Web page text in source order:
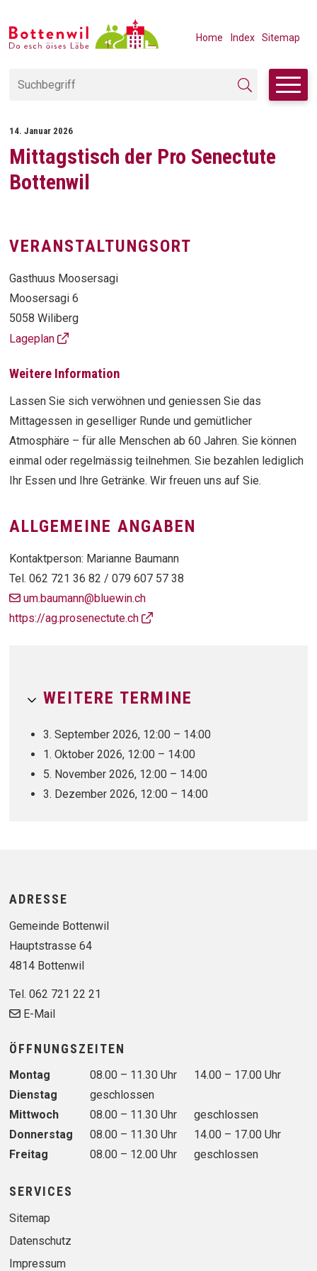
Navigieren in Bottenwil
Home Index Sitemap
Suchbegriff
Suche starten
Mittagstisch der Pro Senectute
Bottenwil
14. Januar 2026
VERANSTALTUNGSORT
Gasthuus Moosersagi
Moosersagi 6
5058 Wiliberg
Lageplan
Weitere Information
Lassen Sie sich verwöhnen und geniessen Sie das
Mittagessen in geselliger Runde und gemütlicher
Atmosphäre – für alle Menschen ab 60 Jahren. Sie können
einmal oder regelmässig teilnehmen. Sie bezahlen lediglich
Ihr Essen und Ihre Getränke. Wir freuen uns auf Sie.
ALLGEMEINE ANGABEN
Kontaktperson: Marianne Baumann
Tel.062 721 36 82 / 079 607 57 38
um.baumann@bluewin.ch
https://ag.prosenectute.ch
WEITERE TERMINE
3. September 2026, 12:00 – 14:00
1. Oktober 2026, 12:00 – 14:00
5. November 2026, 12:00 – 14:00
3. Dezember 2026, 12:00 – 14:00
Footer
ADRESSE
Gemeinde Bottenwil
Hauptstrasse 64
4814 Bottenwil
Tel. 062 721 22 21
E-Mail
ÖFFNUNGSZEITEN
Wochentag Vormittag Nachmittag
Montag 08.00 – 11.30 Uhr
14.00 – 17.00 Uhr
Dienstag
geschlossen
Mittwoch
08.00 – 11.30 Uhr
geschlossen
Donnerstag
08.00 – 11.30 Uhr
14.00 – 17.00 Uhr
Freitag
08.00 – 12.00 Uhr geschlossen
SERVICES
Sitemap
Datenschutz
Impressum